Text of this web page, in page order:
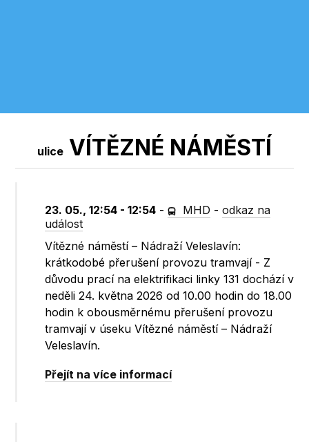
ulice VÍTĚZNÉ NÁMĚSTÍ
23. 05., 12:54 - 12:54 - MHD -odkaz na
událost
Vítězné náměstí – Nádraží Veleslavín:
krátkodobé přerušení provozu tramvají - Z
důvodu prací na elektrifikaci linky 131 dochází v
neděli 24. května 2026 od 10.00 hodin do 18.00
hodin k obousměrnému přerušení provozu
tramvají v úseku Vítězné náměstí – Nádraží
Veleslavín.
Přejít na více informací